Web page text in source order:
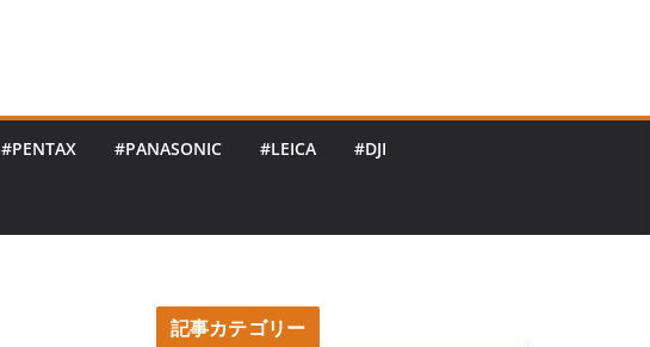
#PENTAX #PANASONIC #LEICA #DJI
記事カテゴリー